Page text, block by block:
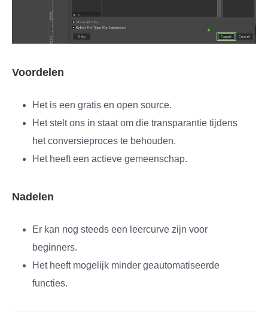
Voordelen
Het is een gratis en open source.
Het stelt ons in staat om die transparantie tijdens
het conversieproces te behouden.
Het heeft een actieve gemeenschap.
Nadelen
Er kan nog steeds een leercurve zijn voor
beginners.
Het heeft mogelijk minder geautomatiseerde
functies.